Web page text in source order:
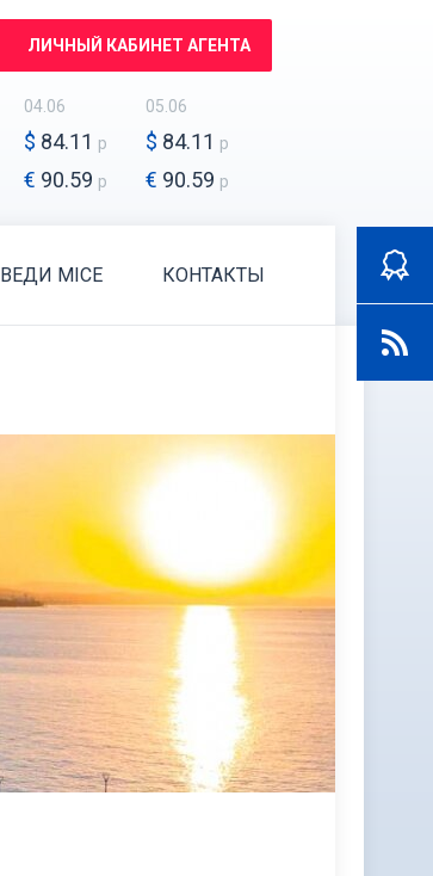
ЛИЧНЫЙ КАБИНЕТ АГЕНТА
04.06
$ 84.11 р
€ 90.59 р
05.06
$ 84.11 р
€ 90.59 р
ВЕДИ MICE КОНТАКТЫ